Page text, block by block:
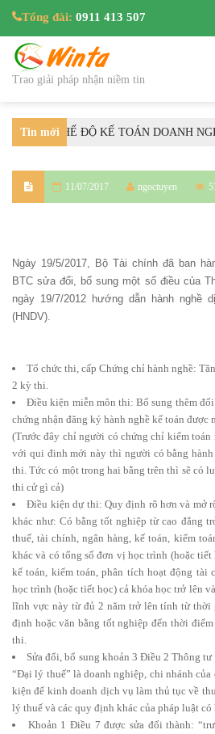
Tổng đài: 0911 413 507
Trao giải pháp nhận niềm tin
Tin mới
DẪN CHẾ ĐỘ KẾ TOÁN DOANH
11/07/2017 ngoctuyen
Ngày 19/5/2017, Bộ Tài chính đã ban
BTC sửa đổi, bổ sung một số điều của
ngày 19/7/2012 hướng dẫn hành nghề
(HNDV).
Tổ chức thi, cấp Chứng chỉ hành nghề:
2 kỳ thi.
Điều kiện miễn môn thi: Bổ sung thêm
chứng nhận đăng ký hành nghề kế toán được
(Trước đây chỉ người có chứng chỉ kiểm
với qui đinh mới này thì người có bằng
thi. Tức có một trong hai bằng trên thì sẽ có
thi cử gì cả)
Điều kiện dự thi: Quy định rõ hơn và mở
khác như: Có bằng tốt nghiệp từ cao đẳng
thuế, tài chính, ngân hàng, kế toán, kiểm
khác và có tổng số đơn vị học trình (hoặc tiết
kế toán, kiểm toán, phân tích hoạt động tài
học trình (hoặc tiết học) cả khóa học trở lên
lĩnh vực này từ đủ 2 năm trở lên tính từ
định hoặc văn bằng tốt nghiệp đến thời
thi.
Sửa đổi, bổ sung khoản 3 Điều 2 Thông
“Đại lý thuế” là doanh nghiệp, chi nhánh
kiện để kinh doanh dịch vụ làm thủ tục về
lý thuế và các quy định khác của pháp luật có
Khoản 1 Điều 7 được sửa đổi thành: